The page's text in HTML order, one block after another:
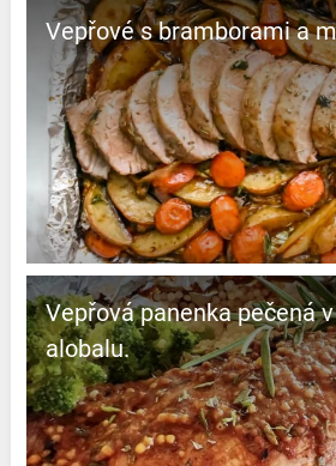
Vepřové s bramborami a
Vepřová panenka pečená
alobalu.